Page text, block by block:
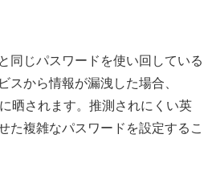
同じパスワードを使い回している
スから情報が漏洩した場合、
晒されます。推測されにくい英
た複雑なパスワード を設定するこ